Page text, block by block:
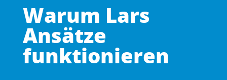
Warum Lars
Ansätze
funktionieren